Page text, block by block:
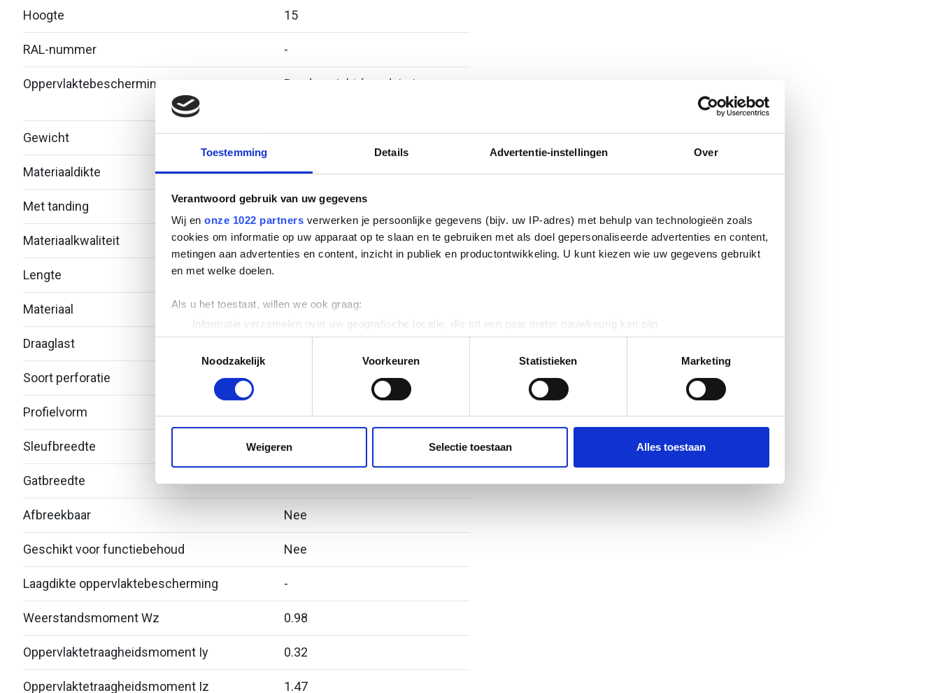
Toestemming Details Advertentie-instellingen Over
Verantwoord gebruik van uw gegevens
Wij en onze 1022 partners verwerken je persoonlijke gegevens (bijv. uw IP-adres) met behulp van technologieën zoals
cookies om informatie op uw apparaat op te slaan en te gebruiken met als doel gepersonaliseerde advertenties en content,
metingen aan advertenties en content, inzicht in publiek en productontwikkeling. U kunt kiezen wie uw gegevens gebruikt
en met welke doelen.
Als u het toestaat, willen we ook graag:
Informatie verzamelen over uw geografische locatie, die tot een paar meter nauwkeurig kan zijn
Uw apparaat identificeren door het actief te scannen op specifieke eigenschappen (fingerprinting)
Lees meer over hoe uw persoonlijke gegevens worden verwerkt en stel uw voorkeuren in het
detailgedeeltein. U kunt uw
toestemming op elk moment wijzigen of intrekken in de Cookieverklaring.
websiteverkeer te analyseren. Ook delen we informatie over uw gebruik van onze site met onze partners voor social
media, adverteren en analyse. Deze partners kunnen deze gegevens combineren met andere informatie die u aan ze heeft
Noodzakelijk
Voorkeuren Statistieken Marketing
Weigeren Selectie toestaan Alles toestaan
Hoogte 15
RAL-nummer -
Oppervlaktebescherming
Bandverzinkt (sendzimir
Gewicht 5.9346
Materiaaldikte 2
Met tanding Nee
Materiaalkwaliteit Overig
Lengte
Materiaal Staal
Draaglast
Soort perforatie
Profielvorm
Sleufbreedte 16
Gatbreedte -
Afbreekbaar Nee
Geschikt voor functiebehoud Nee
Laagdikte oppervlaktebescherming -
Weerstandsmoment Wz 0.98
Oppervlaktetraagheidsmoment Iy 0.32
Oppervlaktetraagheidsmoment Iz 1.47